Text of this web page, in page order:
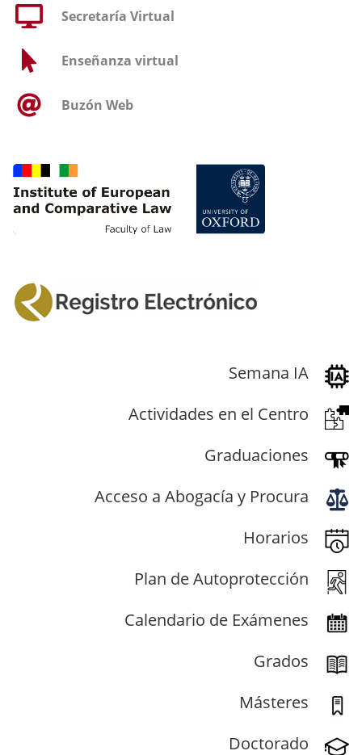
Secretaría Virtual
Enseñanza virtual
Buzón Web
Semana IA
Actividades en el Centro
Graduaciones
Acceso a Abogacía y Procura
Horarios
Plan de Autoprotección
Calendario de Exámenes
Grados
Másteres
Doctorado